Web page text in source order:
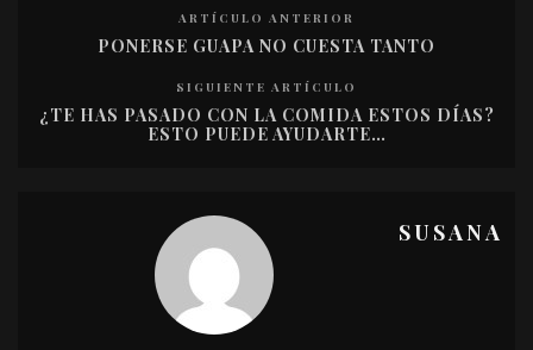
ARTÍCULO ANTERIOR
PONERSE GUAPA NO CUESTA TANTO
SIGUIENTE ARTÍCULO
¿TE HAS PASADO CON LA COMIDA ESTOS DÍAS?
ESTO PUEDE AYUDARTE…
SUSANA